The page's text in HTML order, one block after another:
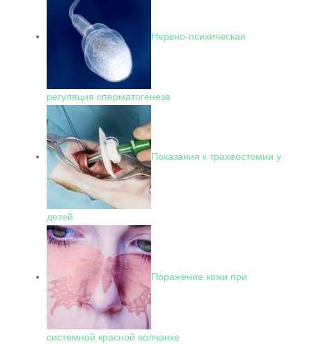
Нервно-психическая
регуляция сперматогенеза
Показания к трахеостомии у
детей
Поражение кожи при
системной красной волчанке